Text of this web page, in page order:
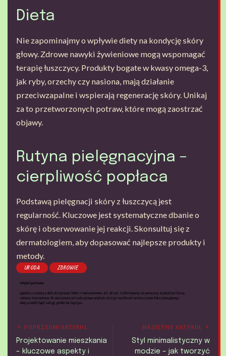
Dieta
Nie zapominajmy o wpływie diety na kondycję skóry
głowy. Zdrowe nawyki żywieniowe mogą wspomagać
terapię łuszczycy. Produkty bogate w kwasy omega-3,
jak ryby, orzechy czy nasiona, mają działanie
przeciwzapalne i wspierają regenerację skóry. Unikaj
za to przetworzonych potraw, które mogą zaostrzać
objawy.
Rutyna pielęgnacyjna –
cierpliwość popłaca
Podstawą pielęgnacji skóry z łuszczycą jest
regularność. Kluczowe jest systematyczne dbanie o
skórę i obserwowanie jej reakcji. Skonsultuj się z
dermatologiem, aby dopasować najlepsze produkty i
metody.
URODA
ZDROWIE
POPRZEDNI ARTYKUŁ
Projektowanie mieszkania
– kluczowe aspekty i
NASTĘPNY ARTYKUŁ
Styl minimalistyczny w
modzie – jak tworzyć